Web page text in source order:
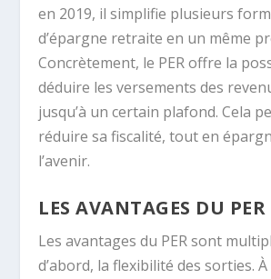
en 2019, il simplifie plusieurs
d’épargne retraite en un même
Concrètement, le PER offre la
déduire les versements des
jusqu’à un certain plafond. Cela
réduire sa fiscalité, tout en
l’avenir.
LES AVANTAGES DU PER
Les avantages du PER sont
d’abord, la flexibilité des sorties.